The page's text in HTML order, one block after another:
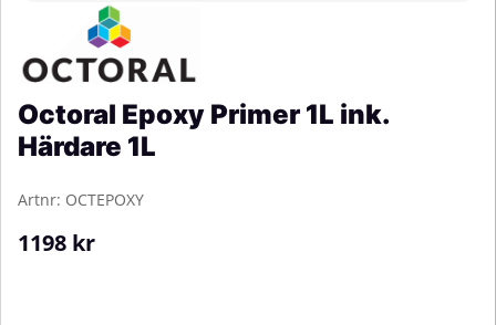
Octoral Epoxy Primer 1L ink.
Härdare 1L
Artnr: OCTEPOXY
1198 kr